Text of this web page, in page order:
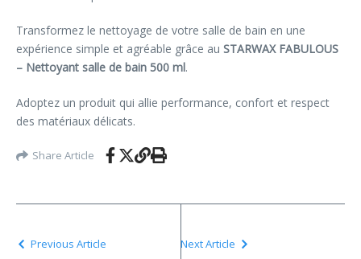
Transformez le nettoyage de votre salle de bain en une
expérience simple et agréable grâce au STARWAX FABULOUS
– Nettoyant salle de bain 500 ml.
Adoptez un produit qui allie performance, confort et respect
des matériaux délicats.
Share Article
Previous Article Next Article